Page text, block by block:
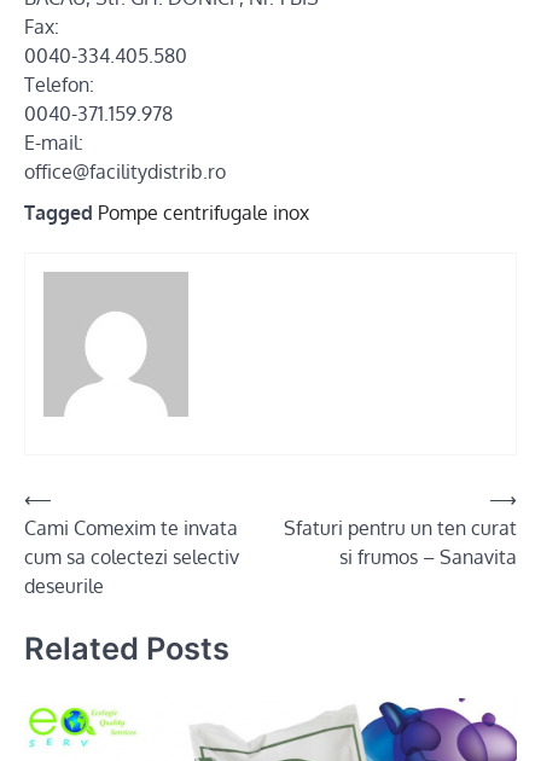
Fax:
0040-334.405.580
Telefon:
0040-371.159.978
E-mail:
office@facilitydistrib.ro
Tagged Pompe centrifugale inox
Post
navigation
⟵
Cami Comexim te invata
cum sa colectezi selectiv
deseurile
Sfaturi pentru un ten curat
si frumos – Sanavita
⟶
Related Posts